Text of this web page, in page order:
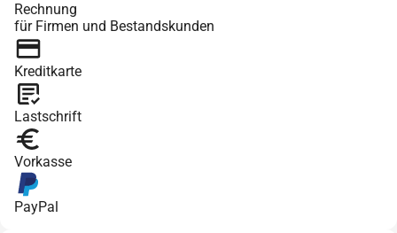
Rechnung
für Firmen und Bestandskunden
Kreditkarte
Lastschrift
Vorkasse
PayPal